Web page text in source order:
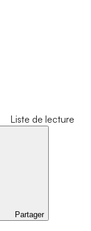
Liste de lecture
Partager